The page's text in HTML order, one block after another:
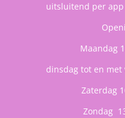
uitsluitend per app
Maandag
dinsdag tot en met
Zaterdag
Zondag